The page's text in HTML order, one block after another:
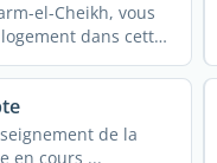
el-Cheikh, vous
dans cette
de la
en cours ...